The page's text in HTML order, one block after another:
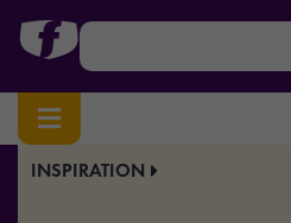
INSPIRATION
Hem/Profilkläder/ BLANCOS – Skor i PU stl 45